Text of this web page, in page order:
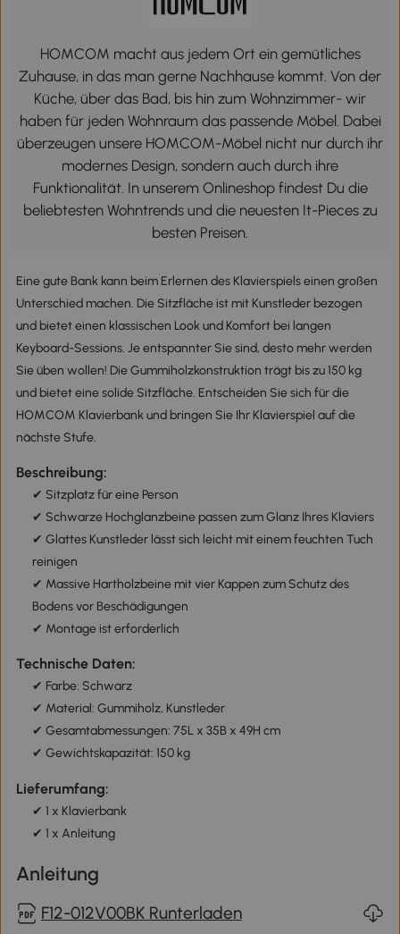
HOMCOM macht aus jedem Ort ein gemütliches
Zuhause, in das man gerne Nachhause kommt. Von der
Küche, über das Bad, bis hin zum Wohnzimmer- wir
haben für jeden Wohnraum das passende Möbel. Dabei
überzeugen unsere HOMCOM-Möbel nicht nur durch ihr
modernes Design, sondern auch durch ihre
Funktionalität. In unserem Onlineshop findest Du die
beliebtesten Wohntrends und die neuesten It-Pieces zu
besten Preisen.
Eine gute Bank kann beim Erlernen des Klavierspiels einen großen
Unterschied machen. Die Sitzfläche ist mit Kunstleder bezogen
und bietet einen klassischen Look und Komfort bei langen
Keyboard-Sessions. Je entspannter Sie sind, desto mehr werden
Sie üben wollen! Die Gummiholzkonstruktion trägt bis zu 150 kg
und bietet eine solide Sitzfläche. Entscheiden Sie sich für die
HOMCOM Klavierbank und bringen Sie Ihr Klavierspiel auf die
nächste Stufe.
Beschreibung:
✔ Sitzplatz für eine Person
✔ Schwarze Hochglanzbeine passen zum Glanz Ihres Klaviers
✔ Glattes Kunstleder lässt sich leicht mit einem feuchten Tuch
reinigen
✔ Massive Hartholzbeine mit vier Kappen zum Schutz des
Bodens vor Beschädigungen
✔ Montage ist erforderlich
Technische Daten:
✔ Farbe: Schwarz
✔ Material: Gummiholz, Kunstleder
✔ Gesamtabmessungen: 75L x 35B x 49H cm
✔ Gewichtskapazität: 150 kg
Lieferumfang:
✔ 1 x Klavierbank
✔ 1 x Anleitung
Anleitung
F12-012V00BK Runterladen